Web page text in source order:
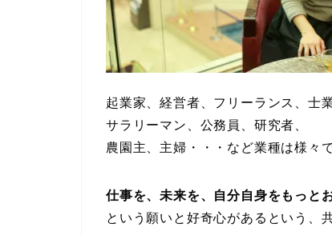
起業家、経営者、フリーランス、士
サラリーマン、公務員、研究者、
農園主、主婦・・・など業種は様々
仕事を、未来を、自分自身をもっと
という願いと好奇心があるという、